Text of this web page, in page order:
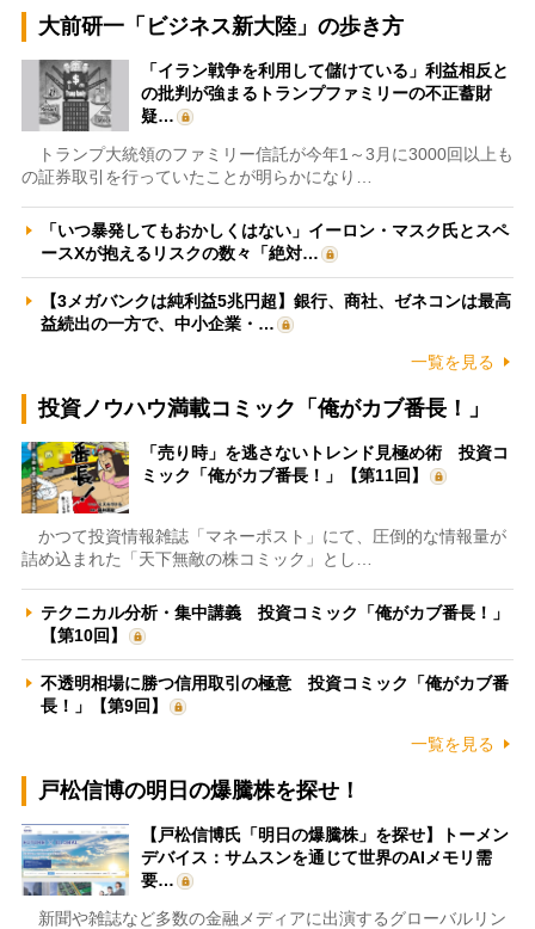
大前研一「ビジネス新大陸」の歩き方
「イラン戦争を利用して儲けている」利益相反と
の批判が強まるトランプファミリーの不正蓄財
疑…
トランプ大統領のファミリー信託が今年1～3月に3000回以上も
の証券取引を行っていたことが明らかになり…
「いつ暴発してもおかしくはない」イーロン・マスク氏とスペ
ースXが抱えるリスクの数々「絶対…
【3メガバンクは純利益5兆円超】銀行、商社、ゼネコンは最高
益続出の一方で、中小企業・…
一覧を見る
投資ノウハウ満載コミック「俺がカブ番長！」
「売り時」を逃さないトレンド見極め術 投資コ
ミック「俺がカブ番長！」【第11回】
かつて投資情報雑誌「マネーポスト」にて、圧倒的な情報量が
詰め込まれた「天下無敵の株コミック」とし…
テクニカル分析・集中講義 投資コミック「俺がカブ番長！」
【第10回】
不透明相場に勝つ信用取引の極意 投資コミック「俺がカブ番
長！」【第9回】
一覧を見る
戸松信博の明日の爆騰株を探せ！
【戸松信博氏「明日の爆騰株」を探せ】トーメン
デバイス：サムスンを通じて世界のAIメモリ需
要…
新聞や雑誌など多数の金融メディアに出演するグローバルリン